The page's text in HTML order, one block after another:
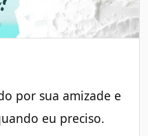
por sua amizade e
eu preciso.